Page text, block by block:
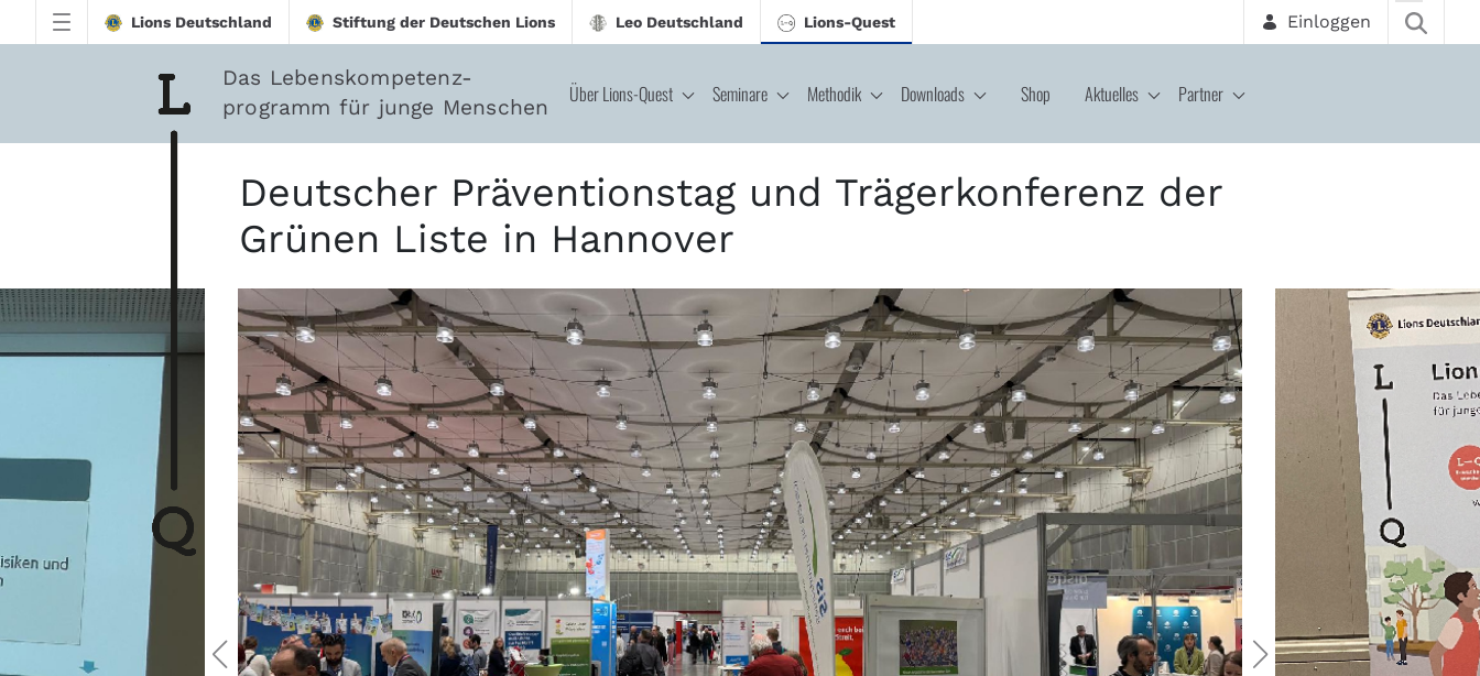
Zum Hauptinhalt springen
Lions Deutschland Stiftung der Deutschen Lions Leo Deutschland Lions-Quest Einloggen
Das Lebenskompetenz-
programm für junge Menschen
Über Lions-Quest Seminare Methodik Downloads Shop Aktuelles Partner
Deutscher Präventionstag und Trägerkonferenz der
Grünen Liste in Hannover